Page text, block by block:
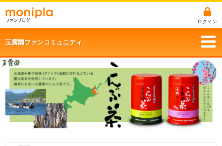
ログイン
玉露園ファンコミュニティ